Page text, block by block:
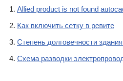
Allied product is not found
Как включить сетку в ревите
Степень долговечности
Схема разводки